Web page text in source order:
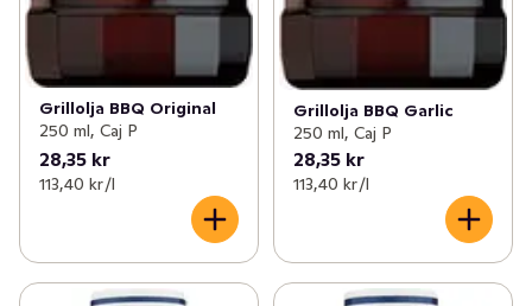
Grillolja BBQ Original
250 ml, Caj P
28,35 kr
113,40 kr /l
Grillolja BBQ Garlic
250 ml, Caj P
28,35 kr
113,40 kr /l